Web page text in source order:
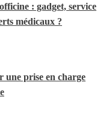
: gadget, service
médicaux ?
une prise en charge